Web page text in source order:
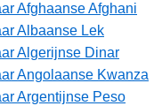
Afghaanse Afghani
Albaanse Lek
Algerijnse Dinar
Angolaanse Kwanza
Argentijnse Peso